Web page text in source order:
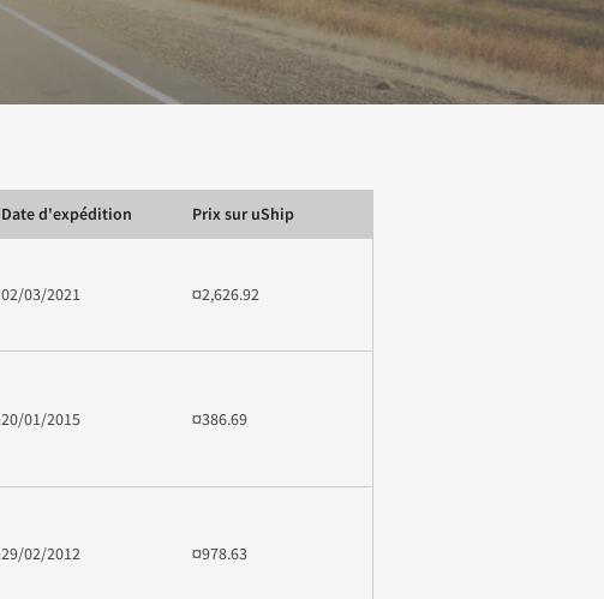
Date d'expédition Prix sur uShip
02/03/2021 ¤2,626.92
20/01/2015 ¤386.69
29/02/2012 ¤978.63